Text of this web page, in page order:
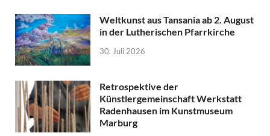
Weltkunst aus Tansania ab 2. August
in der Lutherischen Pfarrkirche
30. Juli 2026
Retrospektive der
Künstlergemeinschaft Werkstatt
Radenhausen im Kunstmuseum
Marburg